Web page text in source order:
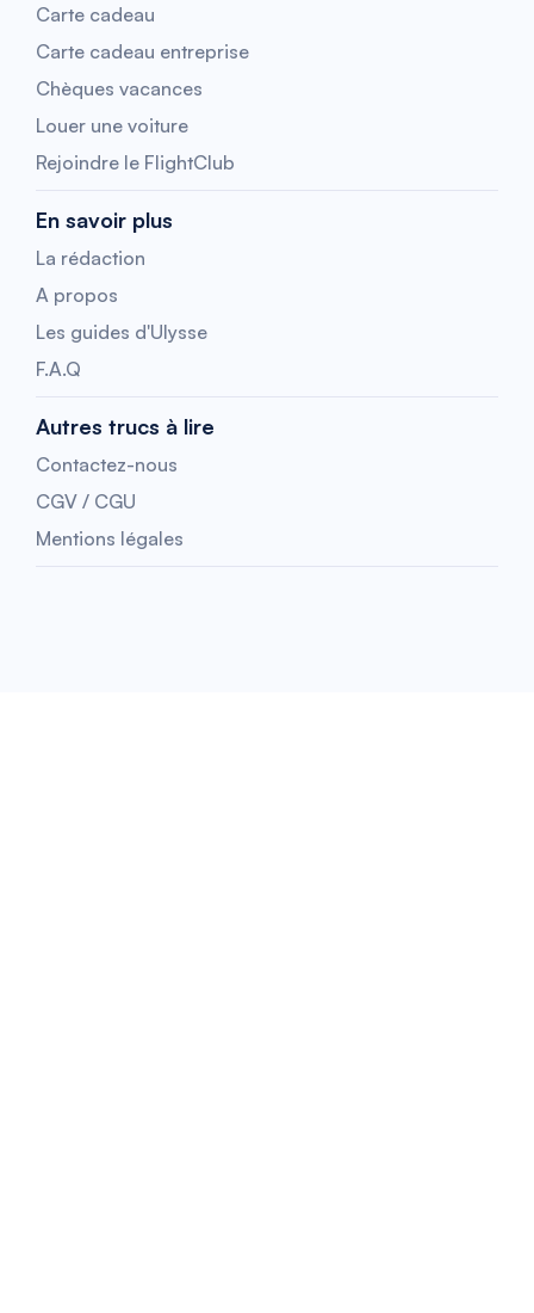
Carte cadeau
Carte cadeau entreprise
Chèques vacances
Louer une voiture
Rejoindre le FlightClub
En savoir plus
La rédaction
A propos
Les guides d'Ulysse
F.A.Q
Autres trucs à lire
Contactez-nous
CGV / CGU
Mentions légales